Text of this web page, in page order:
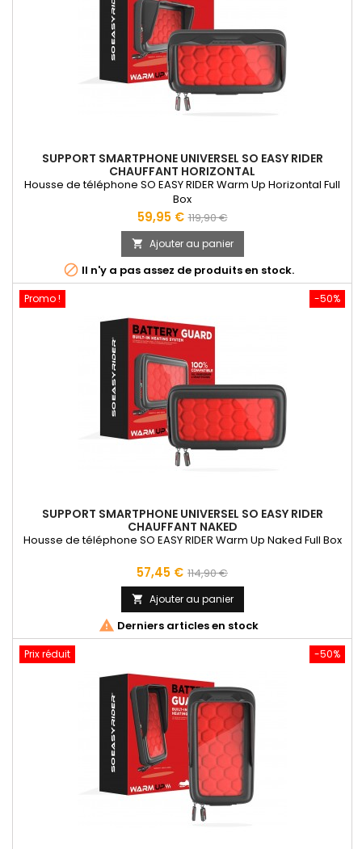
SUPPORT SMARTPHONE UNIVERSEL SO EASY RIDER
CHAUFFANT HORIZONTAL
Housse de téléphone SO EASY RIDER Warm Up Horizontal Full
Box
Prix
59,95 € Prix
base
119,90 €
 Ajouter au panier
 Il n'y a pas assez de produits en stock.
-50%
Promo !
SUPPORT SMARTPHONE UNIVERSEL SO EASY RIDER
CHAUFFANT NAKED
Housse de téléphone SO EASY RIDER Warm Up Naked Full Box
Prix
57,45 € Prix
base
114,90 €
 Ajouter au panier
 Derniers articles en stock
-50%
Prix réduit